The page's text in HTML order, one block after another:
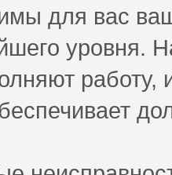
для вас
уровня.
работу,